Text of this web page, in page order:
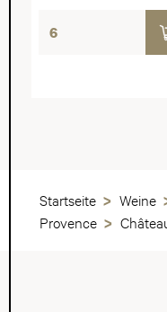
Startseite Weine
Provence